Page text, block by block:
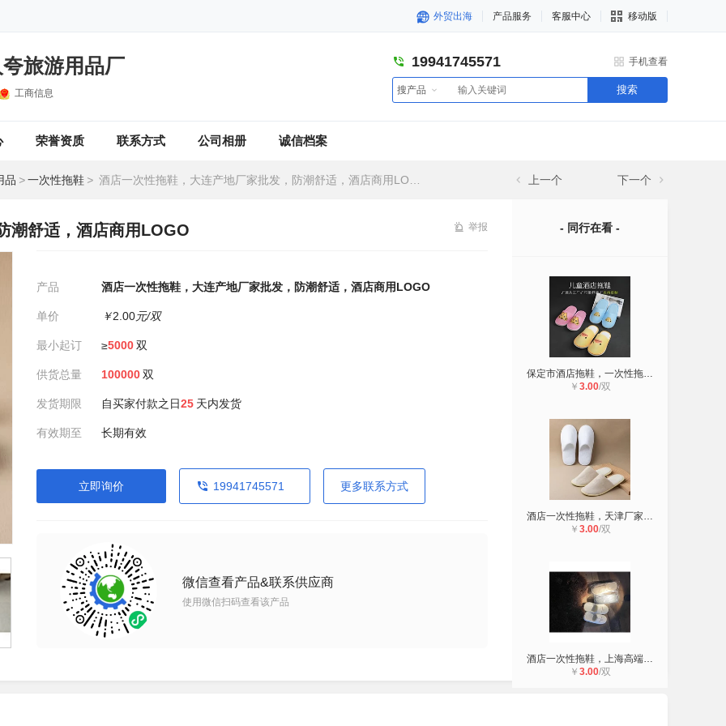
外贸出海 产品服务 客服中心 移动版
旅游用品厂
工商信息
19941745571 手机查看
搜产品 搜索
荣誉资质 联系方式 公司相册 诚信档案
品 >一次性拖鞋 > 酒店一次性拖鞋，大连产地厂家批发，防潮舒适，酒店商用LOGO 上一个 下一个
潮舒适，酒店商用LOGO 举报
产品 酒店一次性拖鞋，大连产地厂家批发，防潮舒适，酒店商用LOGO
单价 ￥2.00元/双
最小起订 ≥5000双
供货总量 100000双
发货期限 自买家付款之日25 天内发货
有效期至 长期有效
立即询价 19941745571 更多联系方式
微信查看产品&联系供应商
使用微信扫码查看该产品
- 同行在看 -
保定市酒店拖鞋，一次性拖鞋批发厂家
￥ 3.00/双
酒店一次性拖鞋，天津厂家批发，品质
￥ 3.00/双
酒店一次性拖鞋，上海高端厂家批发，
￥ 3.00/双